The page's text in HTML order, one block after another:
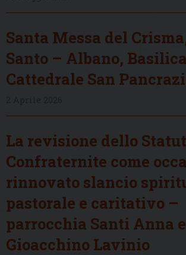
Santa Messa del
Santo – Albano, Basilica
Cattedrale San
La revisione dello
Confraternite come
rinnovato slancio
pastorale e caritativo –
parrocchia Santi Anna e
Gioacchino Lavinio